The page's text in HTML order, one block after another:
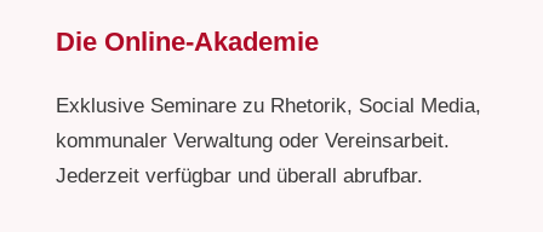
Die Online-Akademie
Exklusive Seminare zu Rhetorik, Social Media,
kommunaler Verwaltung oder Vereinsarbeit.
Jederzeit verfügbar und überall abrufbar.